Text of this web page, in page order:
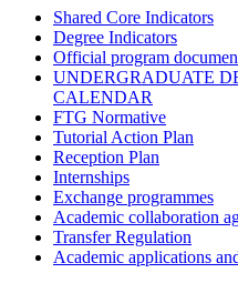
Shared Core Indicators
Degree Indicators
Official program
UNDERGRADUATE
CALENDAR
FTG Normative
Tutorial Action Plan
Reception Plan
Internships
Exchange programmes
Academic collaboration
Transfer Regulation
Academic applications